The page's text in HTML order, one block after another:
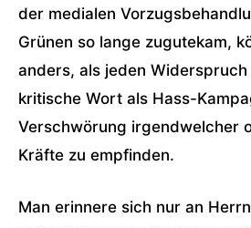
der medialen
Grünen so lange zugutekam,
anders, als jeden
kritische Wort als Hass-
Verschwörung irgendwelcher
Kräfte zu empfinden.
Man erinnere sich nur an